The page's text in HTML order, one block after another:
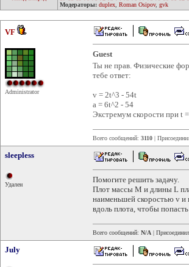
Модераторы: duplex Roman Osipov, gvk
VF
Administrator
Guest
Ты не прав. Физические
тебе ответ:
v = 2t^3 - 54t
a = 6t^2 - 54
Экстремум скорости при t
Всего сообщений: 3110 |
sleepless
Удален
Помогите решить задачу.
Плот массы М и длины L
наименьшей скоростью v и
вдоль плота, чтобы
Всего сообщений: N/A |
July